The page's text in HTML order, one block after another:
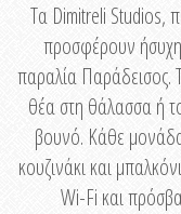
Τα Dimitreli Studios,
προσφέρουν
παραλία Παράδεισος.
θέα στη θάλασσα ή
βουνό. Κάθε
κουζινάκι και
Wi-Fi και